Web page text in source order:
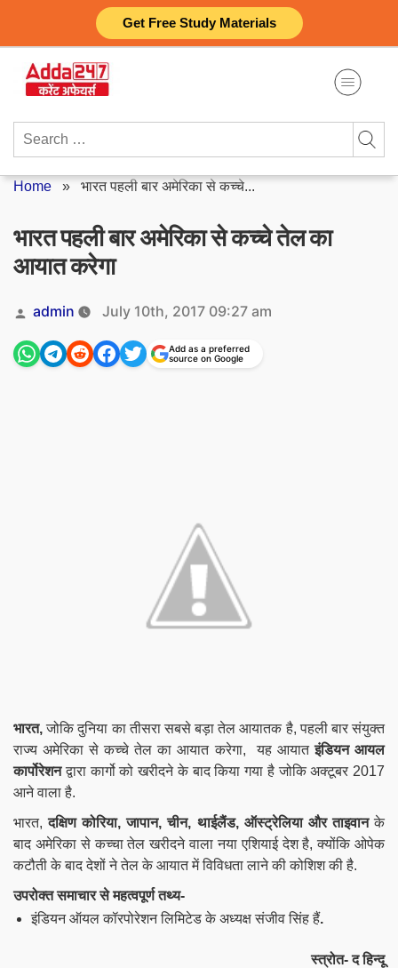
Get Free Study Materials
content
Search
Home » भारत पहली बार अमेरिका से कच्चे...
भारत पहली बार अमेरिका से कच्चे तेल का
आयात करेगा
Posted
by
admin July 10th, 2017 09:27 am
Add as a preferred
source on Google
भारत,जोकि दुनिया का तीसरा सबसे बड़ा तेल आयातक है, पहली बार संयुक्त
राज्य अमेरिका से कच्चे तेल का आयात करेगा,
यह आयात इंडियन आयल
कार्पोरेशनद्वारा कार्गो को खरीदने के बाद किया गया है जोकि अक्टूबर 2017
आने वाला है.
भारत,दक्षिण कोरिया, जापान, चीन, थाईलैंड, ऑस्ट्रेलिया और ताइवानके
बाद अमेरिका से कच्चा तेल खरीदने वाला नया एशियाई देश है, क्योंकि ओपेक
कटौती के बाद देशों ने तेल के आयात में विविधता लाने की कोशिश की है.
उपरोक्त समाचार से महत्वपूर्ण तथ्य-
इंडियन ऑयल कॉरपोरेशन लिमिटेड के अध्यक्ष संजीव सिंह हैं.
स्त्रोत- द हिन्दू